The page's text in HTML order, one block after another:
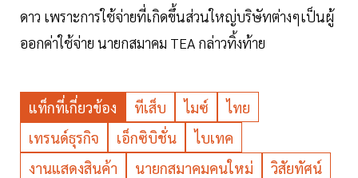
ดาว เพราะการใช้จ่ายที่เกิดขึ้นส่วนใหญ่บริษัทต่างๆเป็นผู้
ออกค่าใช้จ่าย นายกสมาคม TEA กล่าวทิ้งท้าย
แท็กที่เกี่ยวข้อง ทีเส็บ ไมซ์
ไทย
เทรนด์ธุรกิจ
เอ็กซิบิชั่น
ไบเทค
งานแสดงสินค้า
นายกสมาคมคนใหม่
วิสัยทัศน์